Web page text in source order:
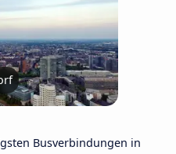
Busverbindungen in